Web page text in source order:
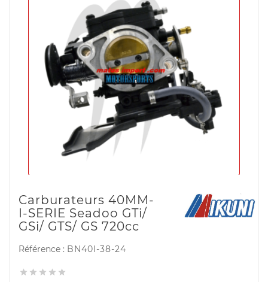
Carburateurs 40MM-
I-SERIE Seadoo GTi/
GSi/ GTS/ GS 720cc
Référence : BN40I-38-24
    